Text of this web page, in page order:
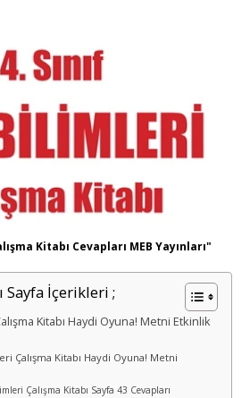
Kitabı Cevapları MEB Yayınları"
Sayfa İçerikleri ;
Kitabı Haydi Oyuna! Metni Etkinlik
Çalışma Kitabı Haydi Oyuna! Metni
Çalışma Kitabı Sayfa 43 Cevapları